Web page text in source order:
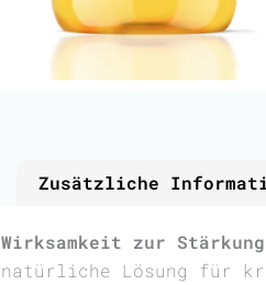
Zusätzliche
zur
Lösung für